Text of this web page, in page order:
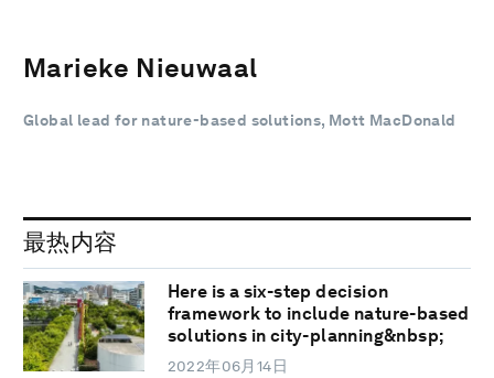
Marieke Nieuwaal
Global lead for nature-based solutions, Mott MacDonald
最热内容
Here is a six-step decision
framework to include nature-based
solutions in city-planning&nbsp;
2022年06月14日